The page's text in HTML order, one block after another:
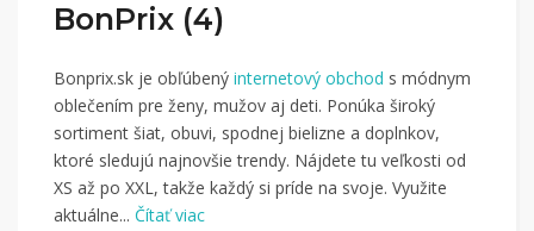
BonPrix (4)
Bonprix.sk je obľúbený internetový obchod s módnym
oblečením pre ženy, mužov aj deti. Ponúka široký
sortiment šiat, obuvi, spodnej bielizne a doplnkov,
ktoré sledujú najnovšie trendy. Nájdete tu veľkosti od
XS až po XXL, takže každý si príde na svoje. Využite
aktuálne... Čítať viac